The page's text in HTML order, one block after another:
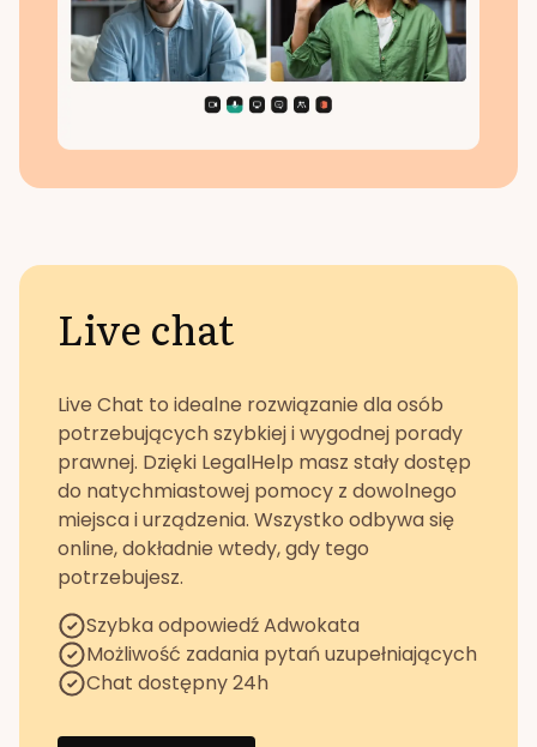
Live chat
Live Chat to idealne rozwiązanie dla osób
potrzebujących szybkiej i wygodnej porady
prawnej. Dzięki LegalHelp masz stały dostęp
do natychmiastowej pomocy z dowolnego
miejsca i urządzenia. Wszystko odbywa się
online, dokładnie wtedy, gdy tego
potrzebujesz.
Szybka odpowiedź Adwokata
Możliwość zadania pytań uzupełniających
Chat dostępny 24h